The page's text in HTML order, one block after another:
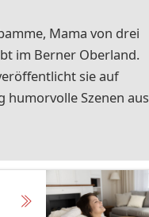
Mama von drei
im Berner Oberland.
sie auf
Szenen aus